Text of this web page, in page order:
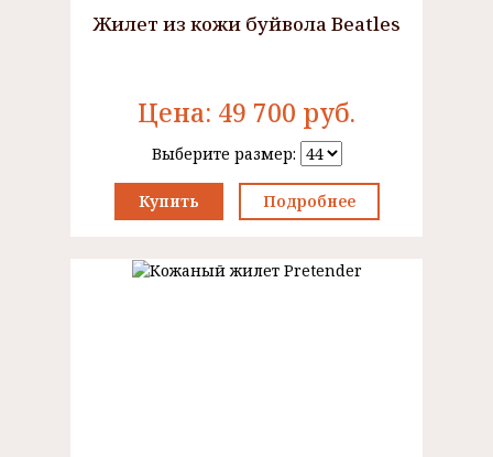
Жилет из кожи буйвола Beatles
Цена: 49 700 руб.
Выберите размер:
Купить Подробнее